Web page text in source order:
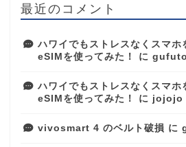
最近のコメント
ハワイでもストレスなくスマ
eSIMを使ってみた！
に
ハワイでもストレスなくスマ
eSIMを使ってみた！
に jojojo
vivosmart 4 のベルト破損 に